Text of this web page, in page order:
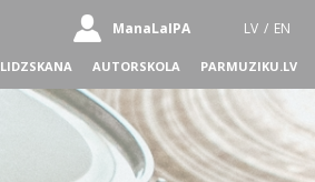
ManaLaIPA LV / EN
LIDZSKANA AUTORSKOLA PARMUZIKU.LV